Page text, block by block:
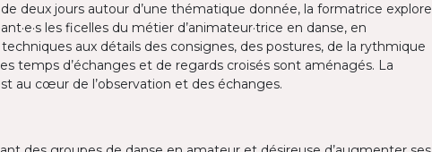
deux jours autour d’une thématique donnée, la formatrice explore
les ficelles du métier d’animateur·trice en danse, en
aux détails des consignes, des postures, de la rythmique
temps d’échanges et de regards croisés sont aménagés. La
au cœur de l’observation et des échanges.